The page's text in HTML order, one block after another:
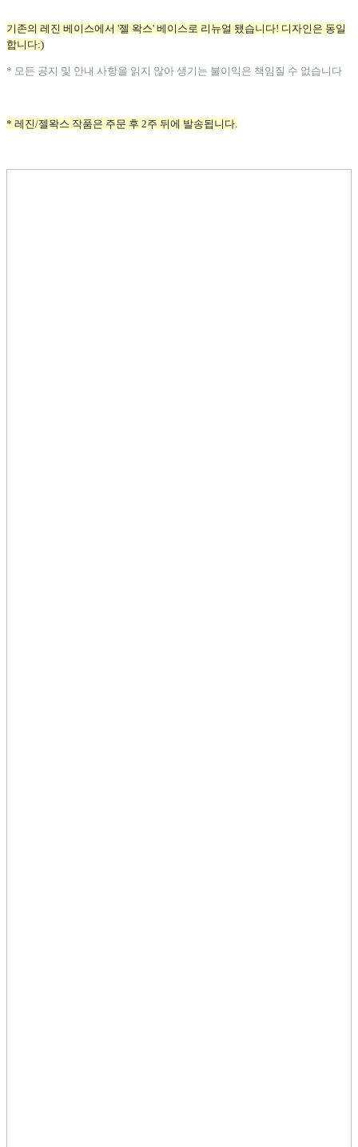
기존의 레진 베이스에서 '젤 왁스' 베이스로 리뉴얼 됐습니다! 디자인은 동일
합니다:)
* 모든 공지 및 안내 사항을 읽지 않아 생기는 불이익은 책임질 수 없습니다
* 레진/젤왁스 작품은 주문 후 2주 뒤에 발송됩니다.